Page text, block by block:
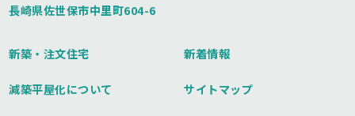
長崎県佐世保市中里町604-6
新築・注文住宅
減築平屋化について
新着情報
サイトマップ